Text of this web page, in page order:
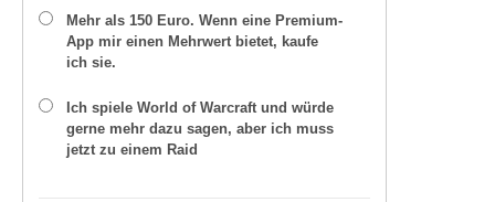
Mehr als 150 Euro. Wenn eine Premium-
App mir einen Mehrwert bietet, kaufe
ich sie.
Ich spiele World of Warcraft und würde
gerne mehr dazu sagen, aber ich muss
jetzt zu einem Raid